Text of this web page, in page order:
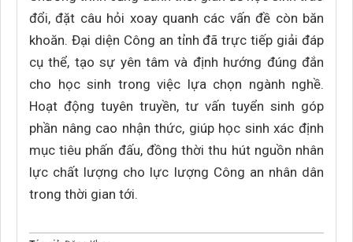
đổi, đặt câu hỏi xoay quanh các vấn đề còn băn
khoăn. Đại diện Công an tỉnh đã trực tiếp giải đáp
cụ thể, tạo sự yên tâm và định hướng đúng đắn
cho học sinh trong việc lựa chọn ngành nghề.
Hoạt động tuyên truyền, tư vấn tuyển sinh góp
phần nâng cao nhận thức, giúp học sinh xác định
mục tiêu phấn đấu, đồng thời thu hút nguồn nhân
lực chất lượng cho lực lượng Công an nhân dân
trong thời gian tới.